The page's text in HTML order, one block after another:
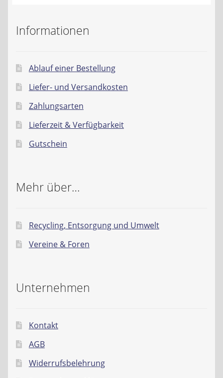
Informationen
Ablauf einer Bestellung
Liefer- und Versandkosten
Zahlungsarten
Lieferzeit & Verfügbarkeit
Gutschein
Mehr über…
Recycling, Entsorgung und Umwelt
Vereine & Foren
Unternehmen
Kontakt
AGB
Widerrufsbelehrung